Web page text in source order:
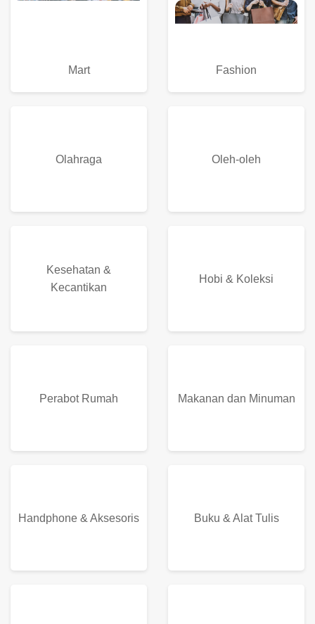
Mart Fashion
Oleh-oleh
Kesehatan &
Kecantikan
Hobi & Koleksi
Perabot Rumah Makanan dan Minuman
Handphone & Aksesoris Buku & Alat Tulis